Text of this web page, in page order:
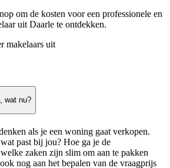
om de kosten voor een professionele en
uit Daarle te ontdekken.
makelaars uit
wat nu?
als je een woning gaat verkopen.
past bij jou? Hoe ga je de
zaken zijn slim om aan te pakken
nog aan het bepalen van de vraagprijs